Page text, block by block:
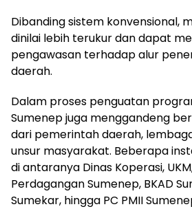
Dibanding sistem konvensional,
dinilai lebih terukur dan dapat
pengawasan terhadap alur
daerah.
Dalam proses penguatan
Sumenep juga menggandeng
dari pemerintah daerah,
unsur masyarakat. Beberapa
di antaranya Dinas Koperasi,
Perdagangan Sumenep, BKAD
Sumekar, hingga PC PMII